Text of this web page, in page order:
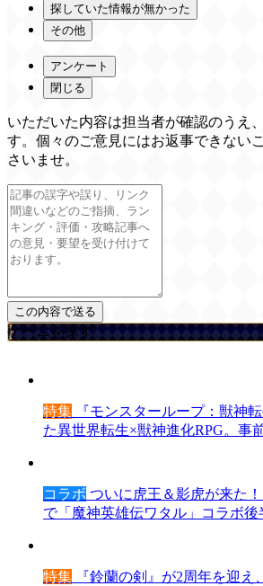
探していた情報が無かった
その他
アンケート
閉じる
いただいた内容は担当者が確認のうえ
す。個々のご意見にはお返事できない
さいませ。
ゲームを探す
特集 『モンスターループ：獣神
た異世界転生×獣神進化RPG。事
コラボ ついに虎王＆影虎が来た！
で「魔神英雄伝ワタル」コラボ後
特集 『鈴蘭の剣』が2周年を迎え